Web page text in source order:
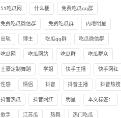
51吃瓜网 什么梗 免费吃瓜qq群
免费吃瓜微信群 免费吃瓜群 内地明星
出轨 博主 吃瓜qq群 吃瓜微信群
吃瓜网 吃瓜网站 吃瓜群 吃瓜群众
土豪定制舞蹈 学姐 快手主播 快手网红
性感 情侣 抖音 抖音主播 抖音热搜
抖音热瓜 抖音网红 明星 本文标签：
歌手 江苏瓜 热舞 热门吃瓜